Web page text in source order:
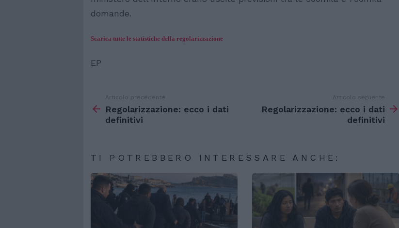
domande.
Scarica tutte le statistiche della regolarizzazione
EP
di
Articolo precedente
Regolarizzazione: ecco i dati
definitivi
Articolo seguente
Regolarizzazione: ecco i dati
definitivi
TI POTREBBERO INTERESSARE ANCHE: